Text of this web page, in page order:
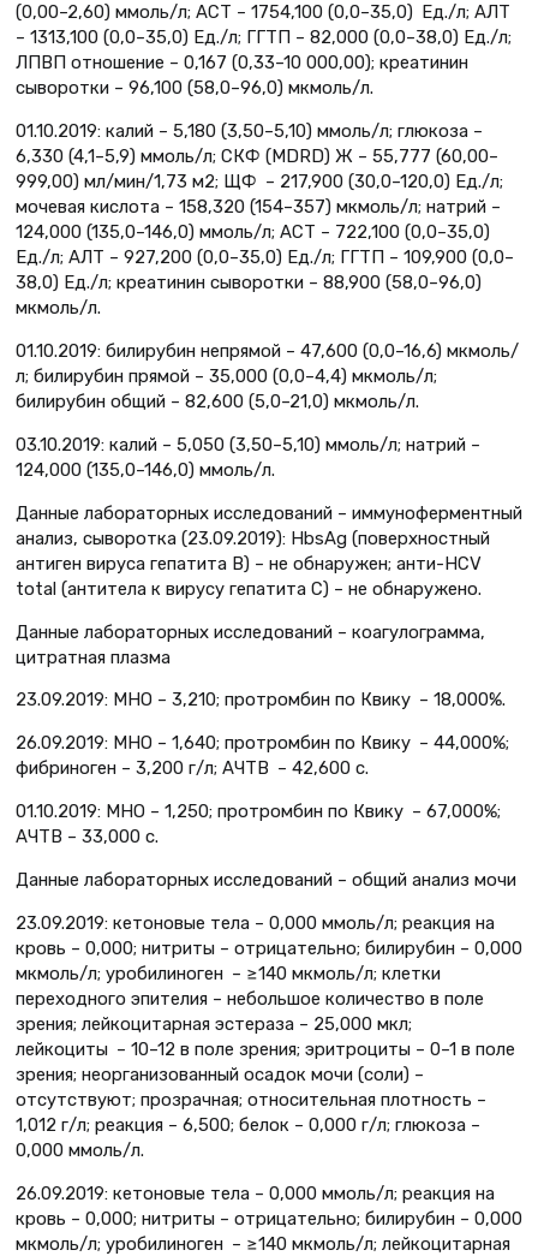
(0,00–2,60) ммоль/л; АСТ – 1754,100 (0,0–35,0) Ед./л; АЛТ
– 1313,100 (0,0–35,0) Ед./л; ГГТП – 82,000 (0,0–38,0) Ед./л;
ЛПВП отношение – 0,167 (0,33–10 000,00); креатинин
сыворотки – 96,100 (58,0–96,0) мкмоль/л.
01.10.2019: калий – 5,180 (3,50–5,10) ммоль/л; глюкоза –
6,330 (4,1–5,9) ммоль/л; СКФ (MDRD) Ж – 55,777 (60,00–
999,00) мл/мин/1,73 м2; ЩФ – 217,900 (30,0–120,0) Ед./л;
мочевая кислота – 158,320 (154–357) мкмоль/л; натрий –
124,000 (135,0–146,0) ммоль/л; АСТ – 722,100 (0,0–35,0)
Ед./л; АЛТ – 927,200 (0,0–35,0) Ед./л; ГГТП – 109,900 (0,0–
38,0) Ед./л; креатинин сыворотки – 88,900 (58,0–96,0)
мкмоль/л.
01.10.2019: билирубин непрямой – 47,600 (0,0–16,6) мкмоль/
л; билирубин прямой – 35,000 (0,0–4,4) мкмоль/л;
билирубин общий – 82,600 (5,0–21,0) мкмоль/л.
03.10.2019: калий – 5,050 (3,50–5,10) ммоль/л; натрий –
124,000 (135,0–146,0) ммоль/л.
Данные лабораторных исследований – иммуноферментный
анализ, сыворотка (23.09.2019): HbsAg (поверхностный
антиген вируса гепатита В) – не обнаружен; анти-HCV
total (антитела к вирусу гепатита С) – не обнаружено.
Данные лабораторных исследований – коагулограмма,
цитратная плазма
23.09.2019: МНО – 3,210; протромбин по Квику – 18,000%.
26.09.2019: МНО – 1,640; протромбин по Квику – 44,000%;
фибриноген – 3,200 г/л; АЧТВ – 42,600 с.
01.10.2019: МНО – 1,250; протромбин по Квику – 67,000%;
АЧТВ – 33,000 с.
Данные лабораторных исследований – общий анализ мочи
23.09.2019: кетоновые тела – 0,000 ммоль/л; реакция на
кровь – 0,000; нитриты – отрицательно; билирубин – 0,000
мкмоль/л; уробилиноген – ≥140 мкмоль/л; клетки
переходного эпителия – небольшое количество в поле
зрения; лейкоцитарная эстераза – 25,000 мкл;
лейкоциты – 10–12 в поле зрения; эритроциты – 0–1 в поле
зрения; неорганизованный осадок мочи (соли) –
отсутствуют; прозрачная; относительная плотность –
1,012 г/л; реакция – 6,500; белок – 0,000 г/л; глюкоза –
0,000 ммоль/л.
26.09.2019: кетоновые тела – 0,000 ммоль/л; реакция на
кровь – 0,000; нитриты – отрицательно; билирубин – 0,000
мкмоль/л; уробилиноген – ≥140 мкмоль/л; лейкоцитарная